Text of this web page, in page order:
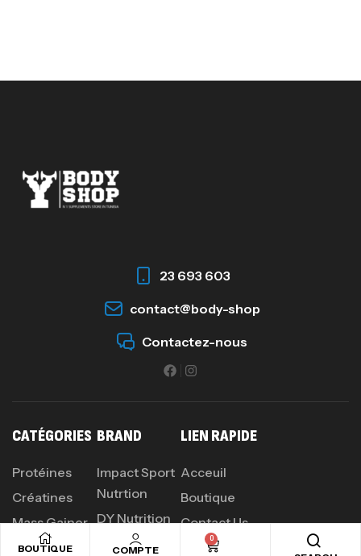
BOUTIQUE COMPTE
0
23 693 603
contact@body-shop
Contactez-nous
CATÉGORIES
Protéines
Créatines
Mass Gainer
Acides
BRAND
Impact Sport
Nutrtion
DY Nutrition
Olimp
LIEN RAPIDE
Acceuil
Boutique
Contact Us